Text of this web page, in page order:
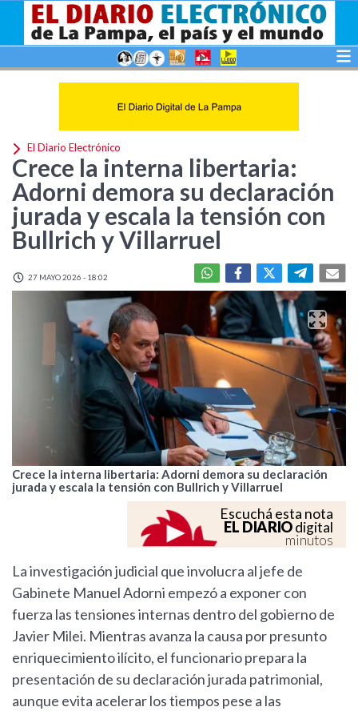
El Diario Electrónico
Crece la interna libertaria:
Adorni demora su declaración
jurada y escala la tensión con
Bullrich y Villarruel
27 MAYO 2026 - 18:02
Crece la interna libertaria: Adorni demora su declaración
jurada y escala la tensión con Bullrich y Villarruel
Escuchá esta nota
EL DIARIOdigital
minutos
La investigación judicial que involucra al jefe de
Gabinete Manuel Adorni empezó a exponer con
fuerza las tensiones internas dentro del gobierno de
Javier Milei. Mientras avanza la causa por presunto
enriquecimiento ilícito, el funcionario prepara la
presentación de su declaración jurada patrimonial,
aunque evita acelerar los tiempos pese a las